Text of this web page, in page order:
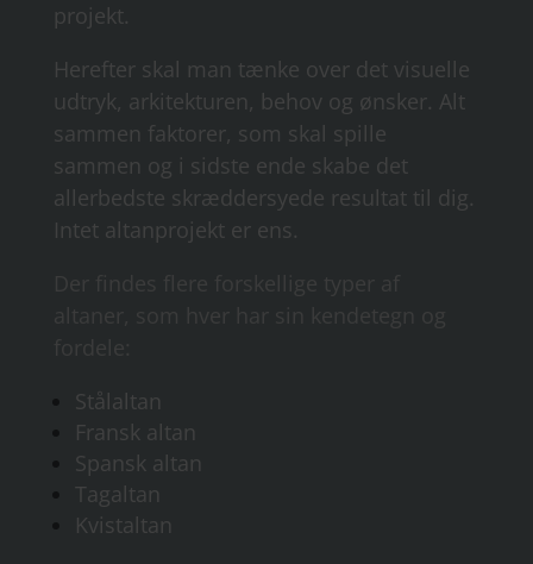
projekt.
Herefter skal man tænke over det visuelle
udtryk, arkitekturen, behov og ønsker. Alt
sammen faktorer, som skal spille
sammen og i sidste ende skabe det
allerbedste skræddersyede resultat til dig.
Intet altanprojekt er ens.
Stålaltan
Fransk altan
Spansk altan
Tagaltan
Kvistaltan